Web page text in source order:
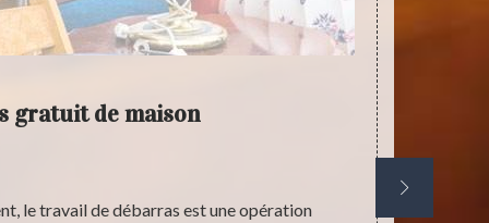
gratuit de maison
le travail de débarras est une opération